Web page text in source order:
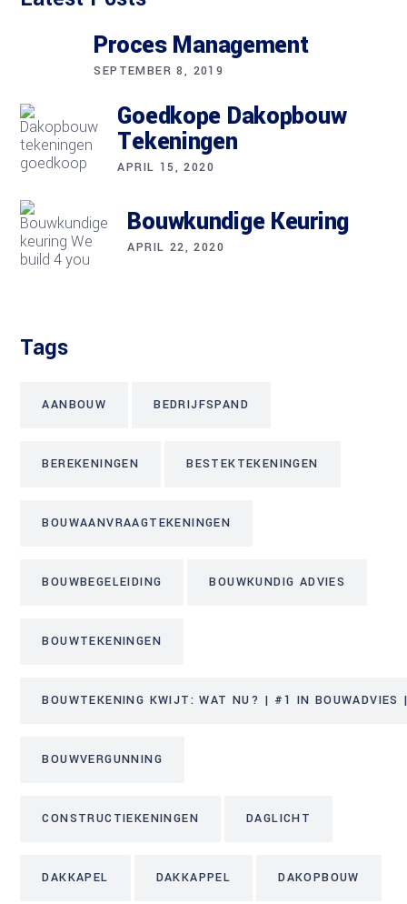
Proces Management
SEPTEMBER 8, 2019
Goedkope Dakopbouw
Tekeningen
APRIL 15, 2020
Bouwkundige Keuring
APRIL 22, 2020
Tags
AANBOUW BEDRIJFSPAND
BEREKENINGEN BESTEKTEKENINGEN
BOUWAANVRAAGTEKENINGEN
BOUWBEGELEIDING BOUWKUNDIG ADVIES
BOUWTEKENINGEN
BOUWTEKENING KWIJT: WAT NU? | #1 IN BOUWADVIES
BOUWVERGUNNING
CONSTRUCTIEKENINGEN DAGLICHT
DAKKAPEL DAKKAPPEL DAKOPBOUW